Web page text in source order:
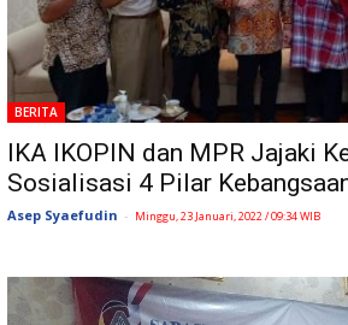
BERITA
IKA IKOPIN dan MPR Jajaki
Sosialisasi 4 Pilar
Asep Syaefudin - Minggu, 23 Januari, 2022 / 09:34 WIB